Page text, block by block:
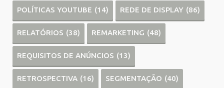
POLÍTICAS YOUTUBE (14) REDE DE DISPLAY (86)
RELATÓRIOS (38) REMARKETING (48)
REQUISITOS DE ANÚNCIOS (13)
RETROSPECTIVA (16) SEGMENTAÇÃO (40)